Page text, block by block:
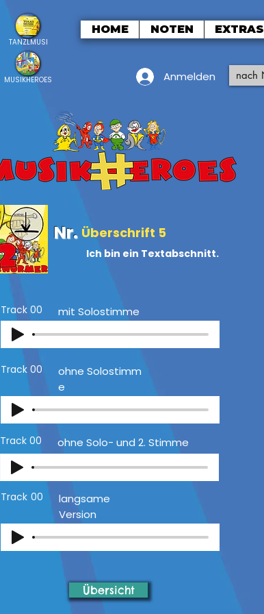
TANZLMUSI
MUSIKHEROES
HOME NOTEN EXTRAS
Anmelden
Nr. Überschrift 5
Ich bin ein Textabschnitt.
Track 00 mit Solostimme
Track 00
ohne Solostimm
e
Track 00 ohne Solo- und 2. Stimme
Track 00
langsame
Version
Übersicht